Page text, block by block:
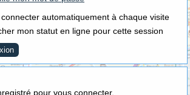
connecter automatiquement à chaque visite
mon statut en ligne pour cette session
pour vous connecter.